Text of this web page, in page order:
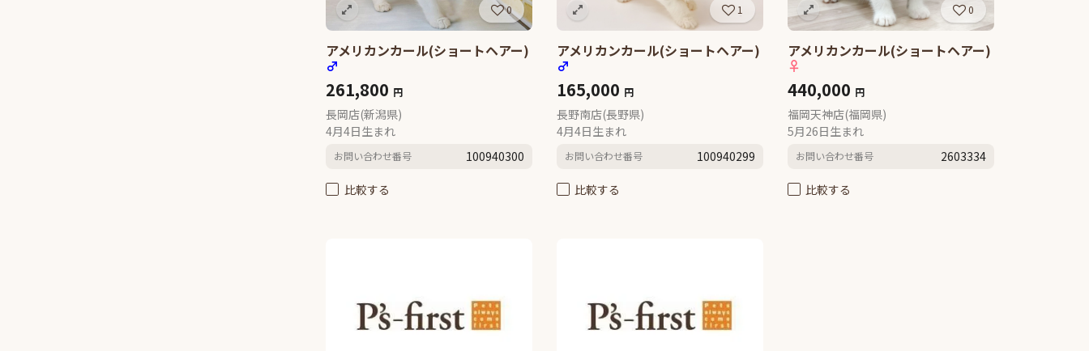
0
アメリカンカール(ショートヘアー)
♂
261,800 円
長岡店(新潟県)
4月4日生まれ
お問い合わせ番号 100940300
比較する
1
アメリカンカール(ショートヘアー)
♂
165,000 円
長野南店(長野県)
4月4日生まれ
お問い合わせ番号 100940299
比較する
0
アメリカンカール(ショートヘアー)
♀
440,000 円
福岡天神店(福岡県)
5月26日生まれ
お問い合わせ番号 2603334
比較する